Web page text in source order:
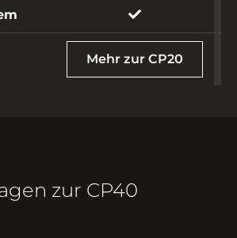
Mehr zur CP20
zur CP40